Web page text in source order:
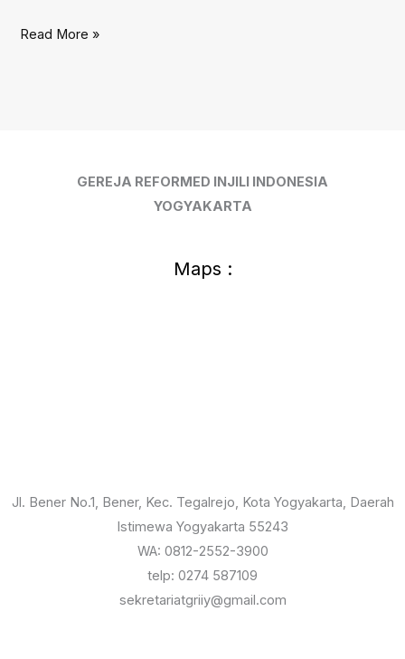
Yesus
Read More »
GEREJA REFORMED INJILI INDONESIA
YOGYAKARTA
Maps :
Jl. Bener No.1, Bener, Kec. Tegalrejo, Kota Yogyakarta, Daerah
Istimewa Yogyakarta 55243
WA: 0812-2552-3900
telp: 0274 587109
sekretariatgriiy@gmail.com